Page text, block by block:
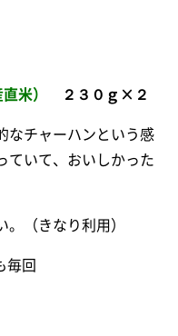
米） ２３０ｇ×２
なチャーハンという感
ていて、おいしかった
。（きなり利用）
毎回